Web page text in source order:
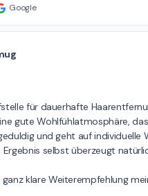
uns schon Sie ganz bald
Herzliche Grüße, Ihr
Google
für dauerhafte
gute Wohlfühlatmosphäre,
und geht auf individuelle
Ergebnis selbst überzeugt
klare Weiterempfehlung